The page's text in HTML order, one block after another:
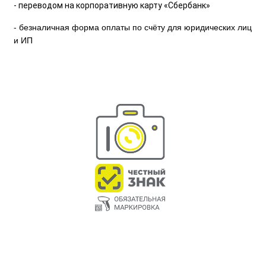
- переводом на корпоративную карту «Сбербанк»
- безналичная форма оплаты по счёту для юридических лиц
и ИП